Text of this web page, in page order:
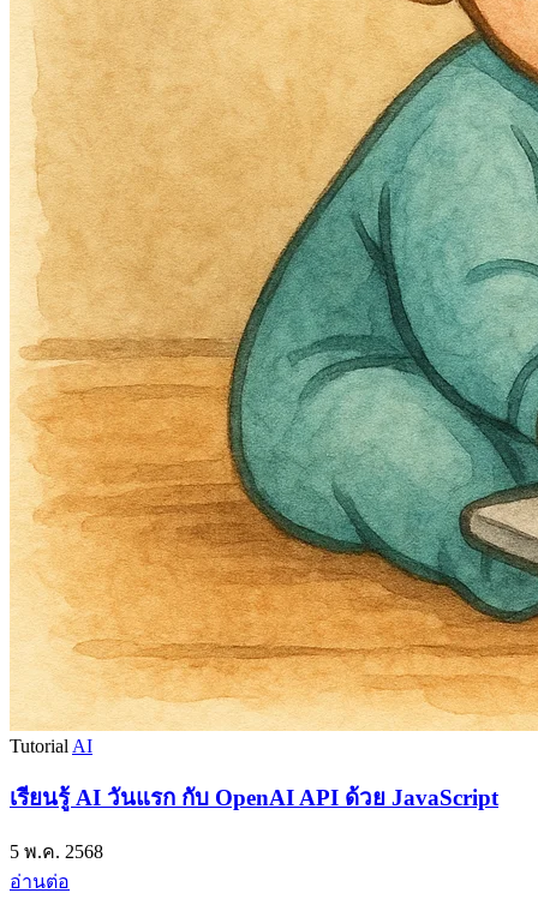
Tutorial AI
เรียนรู้ AI วันแรก กับ OpenAI API ด้วย JavaScript
5 พ.ค. 2568
อ่านต่อ